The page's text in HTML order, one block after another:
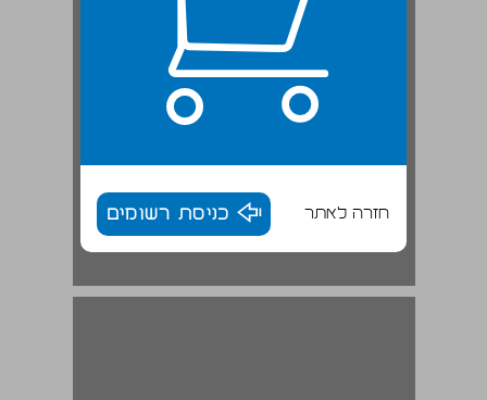
חזרה לאתר כניסת רשומים
מתודולוגיה ... 22